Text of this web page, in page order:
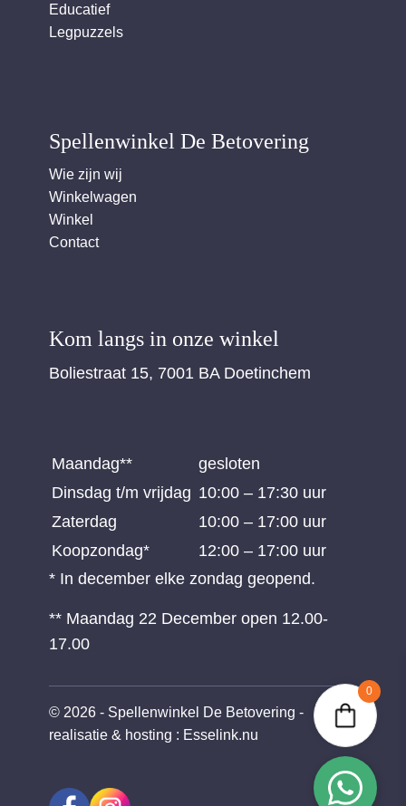
0
Educatief
Legpuzzels
Spellenwinkel De Betover​ing
Wie zijn wij
Winkelwagen
Winkel
Contact
Kom langs in onze winkel
Boliestraat 15, 7001 BA Doetinchem
Maandag**
gesloten
Dinsdag t/m vrijdag 10:00 – 17:30 uur
Zaterdag
10:00 – 17:00 uur
Koopzondag*
12:00 – 17:00 uur
* In december elke zondag geopend.
** Maandag 22 December open 12.00-
17.00
© 2026 - Spellenwinkel De Betovering -
realisatie & hosting : Esselink.nu